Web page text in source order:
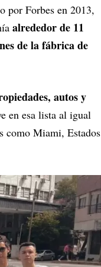
por Forbes en 2013,
alrededor de 11
de la fábrica de
autos y
en esa lista al igual
como Miami, Estados